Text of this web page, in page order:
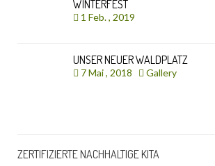
WINTERFEST
1 Feb. , 2019
UNSER NEUER WALDPLATZ
7 Mai , 2018 Gallery
ZERTIFIZIERTE NACHHALTIGE KITA